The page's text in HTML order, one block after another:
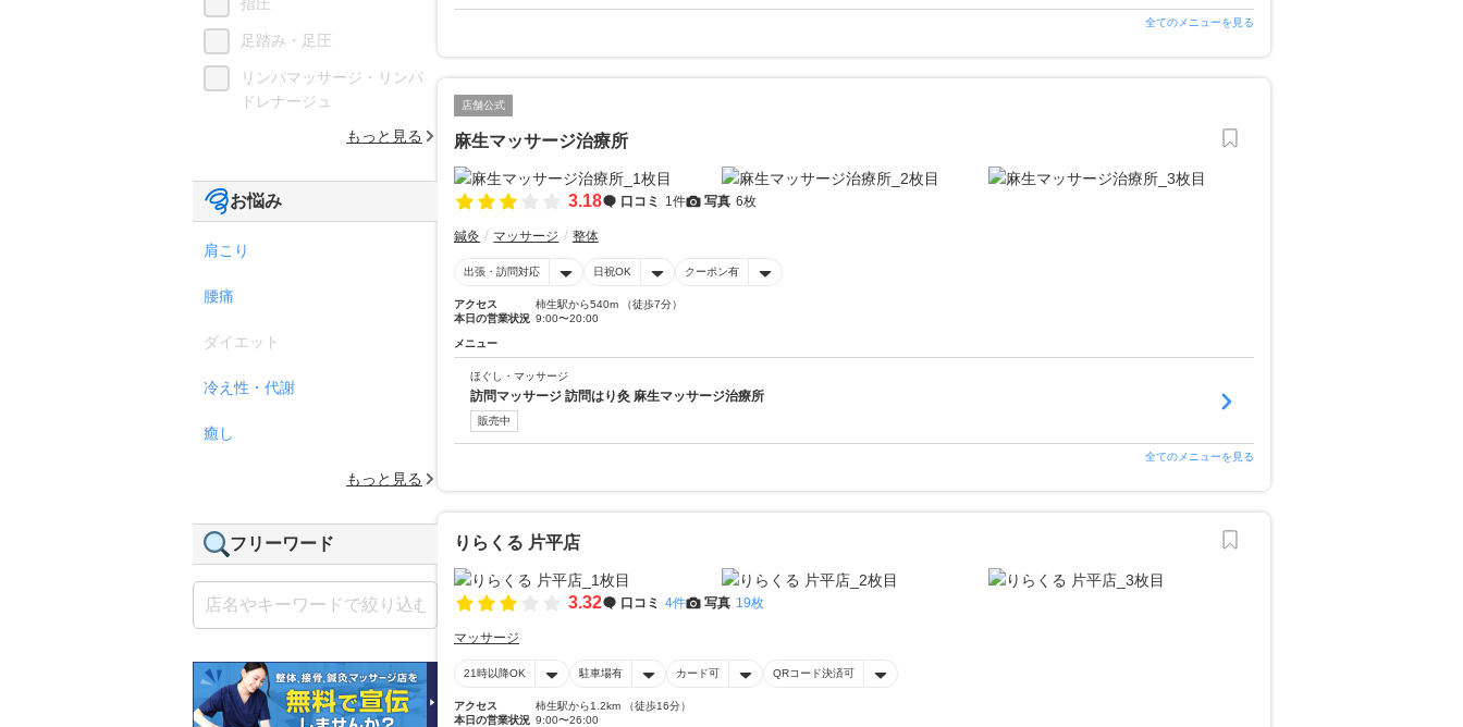
全てのメニューを見る
店舗公式
麻生マッサージ治療所
3.18 口コミ 1件 写真 6枚
鍼灸 マッサージ 整体
出張・訪問対応 日祝OK クーポン有
アクセス
柿生駅から540m （徒歩7分）
本日の営業状況 9:00〜20:00
メニュー
ほぐし・マッサージ
訪問マッサージ 訪問はり灸 麻生マッサージ治療所
販売中
全てのメニューを見る
りらくる 片平店
3.32 口コミ 4件 写真 19枚
マッサージ
21時以降OK 駐車場有 カード可 QRコード決済可
アクセス
柿生駅から1.2km （徒歩16分）
本日の営業状況 9:00〜26:00
足踏み・足圧
リンパマッサージ・リンパ
ドレナージュ
もっと見る
お悩み
肩こり
腰痛
ダイエット
冷え性・代謝
癒し
もっと見る
フリーワード